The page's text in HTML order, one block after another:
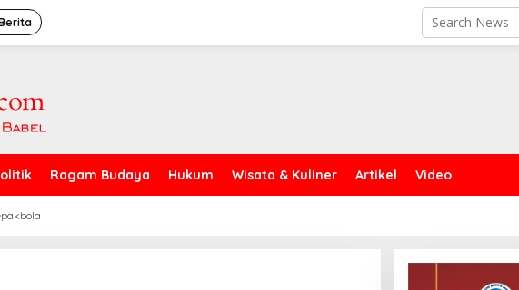
Ragam Budaya Hukum Wisata & Kuliner Artikel Video